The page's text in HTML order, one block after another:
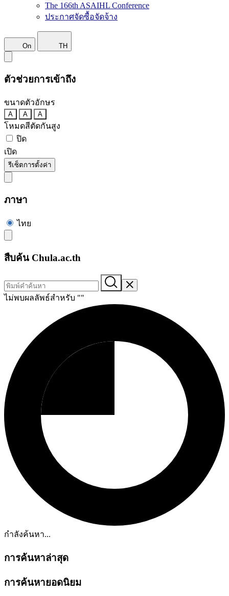
The 166th ASAIHL Conference
ประกาศจัดซื้อจัดจ้าง
On TH
ตัวช่วยการเข้าถึง
ขนาดตัวอักษร
A A A
โหมดสีตัดกันสูง
ปิด
เปิด
รีเซ็ตการตั้งค่า
ภาษา
ไทย
สืบค้น Chula.ac.th
ไม่พบผลลัพธ์สำหรับ ""
กำลังค้นหา...
การค้นหาล่าสุด
การค้นหายอดนิยม